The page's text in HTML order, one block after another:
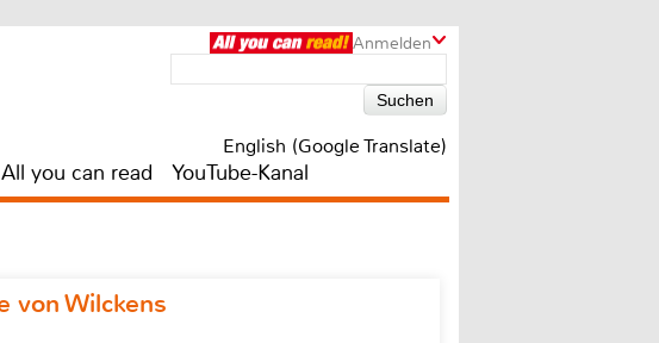
Anmelden
English (Google Translate)
All you can read YouTube-Kanal
von Wilckens